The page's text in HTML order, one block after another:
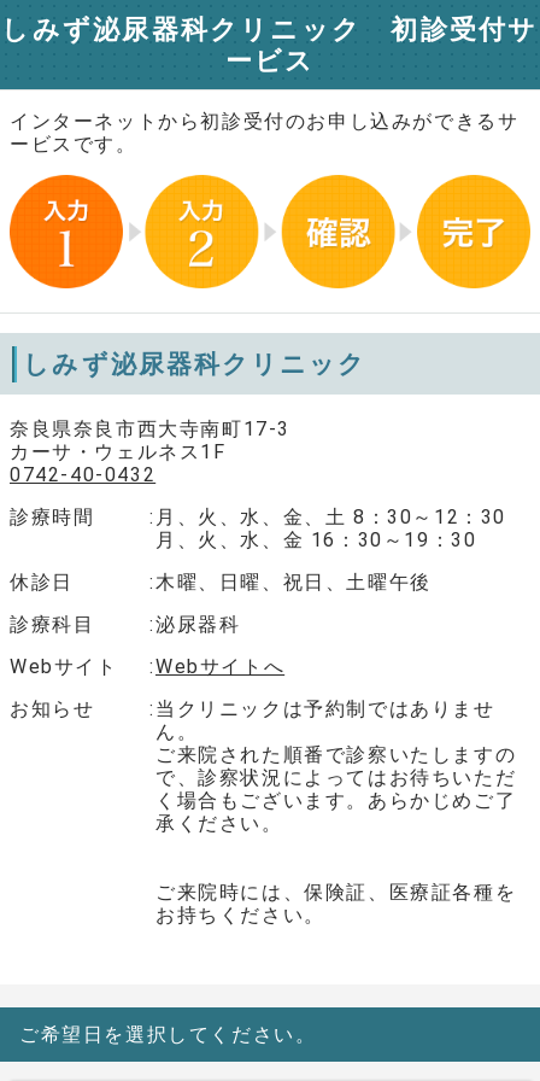
しみず泌尿器科クリニック 初診受付サ
ービス
インターネットから初診受付のお申し込みができるサ
ービスです。
しみず泌尿器科クリニック
奈良県奈良市西大寺南町17-3
カーサ・ウェルネス1F
0742-40-0432
診療時間
月、火、水、金、土 8：30～12：30
月、火、水、金 16：30～19：30
休診日
木曜、日曜、祝日、土曜午後
診療科目
泌尿器科
Webサイト
Webサイトへ
お知らせ
当クリニックは予約制ではありませ
ん。
ご来院された順番で診察いたしますの
で、診察状況によってはお待ちいただ
く場合もございます。あらかじめご了
承ください。
ご来院時には、保険証、医療証各種を
お持ちください。
ご希望日を選択してください。